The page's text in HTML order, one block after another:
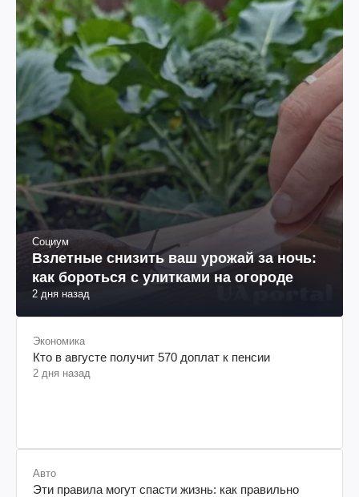
Социум
Взлетные снизить ваш урожай за ночь:
как бороться с улитками на огороде
2 дня назад
Экономика
Кто в августе получит 570 доплат к пенсии
2 дня назад
Авто
Эти правила могут спасти жизнь: как правильно